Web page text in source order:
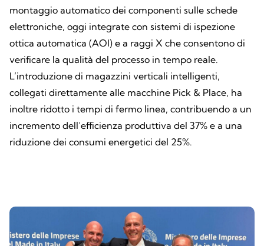
montaggio automatico dei componenti sulle schede
elettroniche, oggi integrate con sistemi di ispezione
ottica automatica (AOI) e a raggi X che consentono di
verificare la qualità del processo in tempo reale.
L’introduzione di magazzini verticali intelligenti,
collegati direttamente alle macchine Pick & Place, ha
inoltre ridotto i tempi di fermo linea, contribuendo a un
incremento dell’efficienza produttiva del 37% e a una
riduzione dei consumi energetici del 25%.